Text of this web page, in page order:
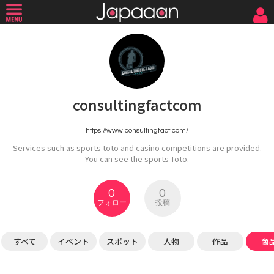
consultingfactcom
https://www.consultingfact.com/
Services such as sports toto and casino competitions are provided.
You can see the sports Toto.
0
フォロー
0
投稿
すべて イベント スポット 人物 作品 商